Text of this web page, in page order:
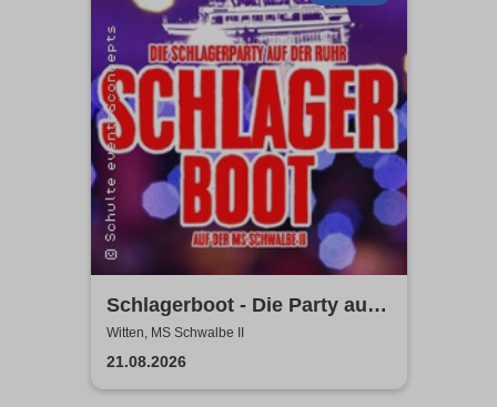
Schlagerboot - Die Party auf
der Ruhr
Witten, MS Schwalbe II
21.08.2026